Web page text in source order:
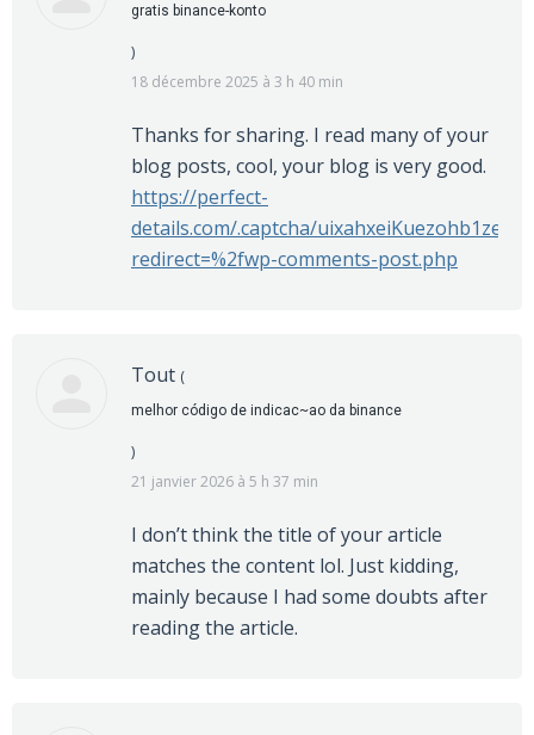
gratis binance-konto
)
18 décembre 2025 à 3 h 40 min
Thanks for sharing. I read many of your
blog posts, cool, your blog is very good.
https://perfect-
details.com/.captcha/
redirect=%2fwp-comments-post.php
Tout (
melhor código de indicac~ao da binance
)
21 janvier 2026 à 5 h 37 min
I don’t think the title of your article
matches the content lol. Just kidding,
mainly because I had some doubts after
reading the article.